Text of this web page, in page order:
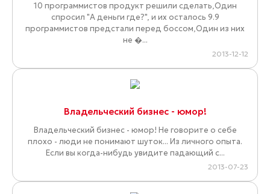
10 программистов продукт решили сделать,Один
спросил "А деньги где?", и их осталось 9.9
программистов предстали перед боссом,Один из них
не �...
2013-12-12
Владельческий бизнес - юмор!
Владельческий бизнес - юмор! Не говорите о себе
плохо - люди не понимают шуток... Из личного опыта.
Если вы когда-нибудь увидите падающий с...
2013-07-23